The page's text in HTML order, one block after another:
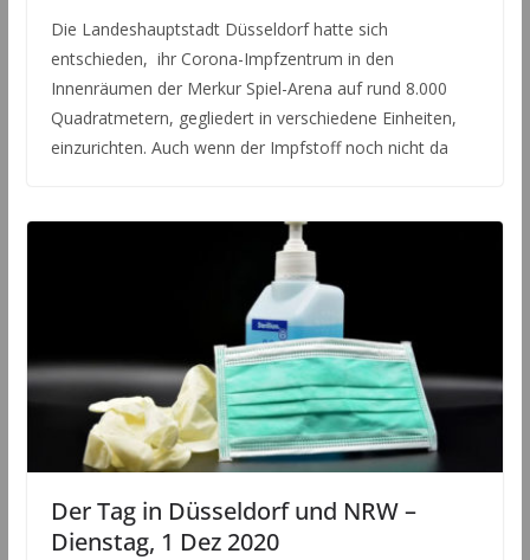
Die Landeshauptstadt Düsseldorf hatte sich
entschieden, ihr Corona-Impfzentrum in den
Innenräumen der Merkur Spiel-Arena auf rund 8.000
Quadratmetern, gegliedert in verschiedene Einheiten,
einzurichten. Auch wenn der Impfstoff noch nicht da
Der Tag in Düsseldorf und NRW –
Dienstag, 1 Dez 2020